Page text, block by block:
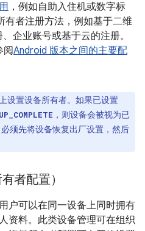
，例如自助入住机或数字标
有者注册方法，例如基于二维
企业账号或基于云的注册。
阅Android 版本之间的主要配
设置设备所有者。如果已设置
，则设备会被视为已
须先将设备恢复出厂设置，然后
者配置）
用户可以在同一设备上同时拥有
资料。此类设备管理可在组织